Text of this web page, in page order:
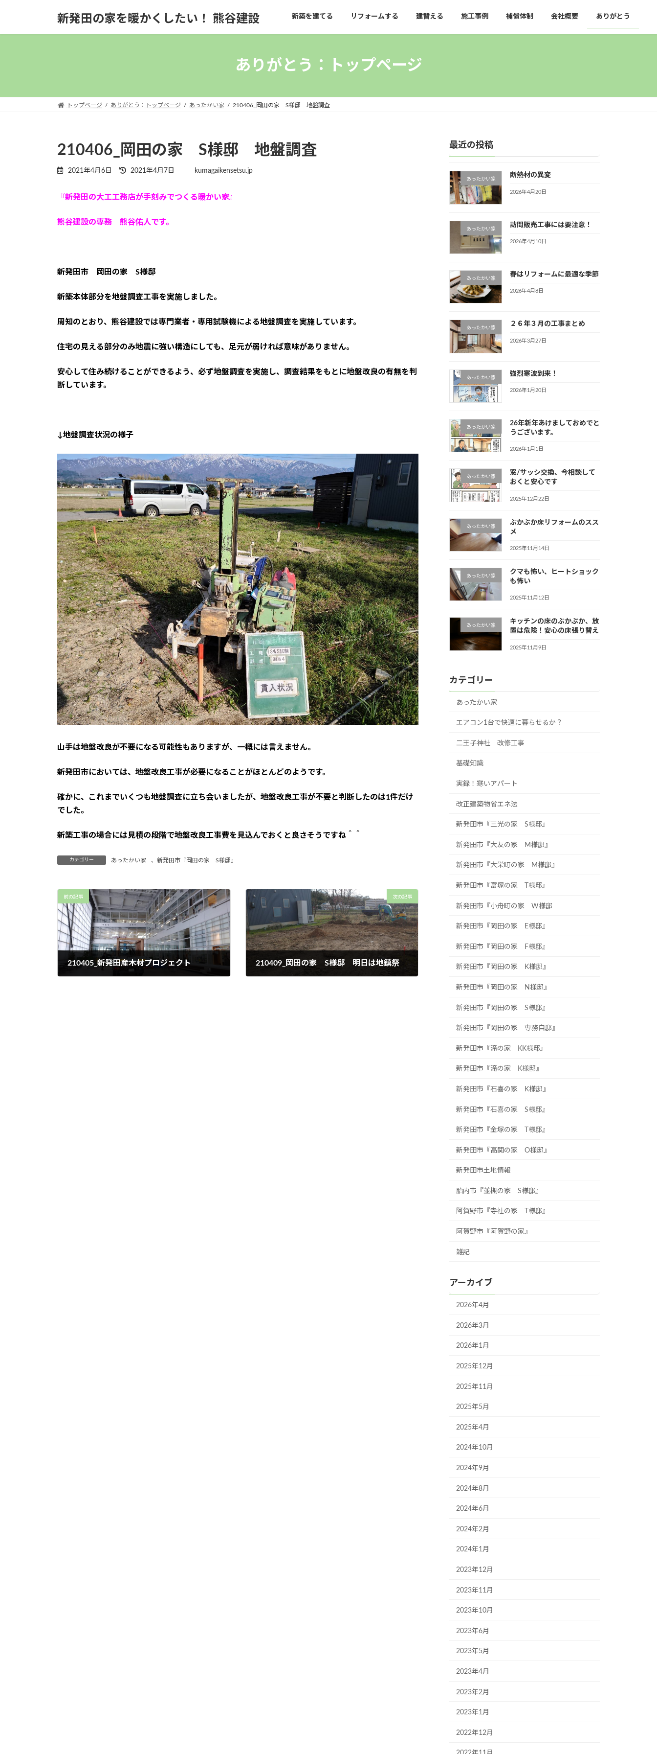
新発田の家を暖かくしたい！ 熊谷建設 新築を建てる リフォームする 建替える 施工事例 補償体制 会社概要 ありがとう
ありがとう：トップページ
トップページ ありがとう：トップページ あったかい家 210406_岡田の家 S様邸 地盤調査
210406_岡田の家 S様邸 地盤調査
2021年4月6日
最
新
時
2021年4月7日 kumagaikensetsu.jp
『新発田の大工工務店が手刻みでつくる暖かい家』
熊谷建設の専務 熊谷佑人です。
新発田市 岡田の家 S様邸
新築本体部分を地盤調査工事を実施しました。
周知のとおり、 熊谷建設では専門業者・専用試験機による地盤調査を実施しています。
住宅の見える部分のみ地震に強い構造にしても、足元が弱ければ意味がありません。
安心して住み続けることができるよう、必ず地盤調査を実施し、調査結果をもとに地盤改良の有無を判
断しています。
↓地盤調査状況の様子
山手は地盤改良が不要になる可能性もありますが、一概には言えません。
新発田市においては、地盤改良工事が必要になることがほとんどのようです。
確かに、これまでいくつも地盤調査に立ち会いましたが、地盤改良工事が不要と判断したのは1件だけ
でした。
新築工事の場合には見積の段階で地盤改良工事費を見込んでおくと良さそうですね＾＾
カテゴリー あったかい家 、 新発田市『岡田の家 S様邸』
前の記事
210405_新発田産木材プロジェクト
次の記事
210409_岡田の家 S様邸 明日は地鎮祭
最近の投稿
あったかい家
断熱材の異変
2026年4月20日
あったかい家
訪問販売工事には要注意！
2026年4月10日
あったかい家
春はリフォームに最適な季節
2026年4月8日
あったかい家
２６年３月の工事まとめ
2026年3月27日
あったかい家
強烈寒波到来！
2026年1月20日
あったかい家
26年新年あけましておめでと
うございます。
2026年1月1日
あったかい家
窓/サッシ交換、今相談して
おくと安心です
2025年12月22日
あったかい家
ぶかぶか床リフォームのスス
メ
2025年11月14日
あったかい家
クマも怖い、ヒートショック
も怖い
2025年11月12日
あったかい家
キッチンの床のぶかぶか、放
置は危険！安心の床張り替え
2025年11月9日
カテゴリー
あったかい家
エアコン1台で快適に暮らせるか？
二王子神社 改修工事
基礎知識
実録！寒いアパート
改正建築物省エネ法
新発田市『三光の家 S様邸』
新発田市『大友の家 M様邸』
新発田市『大栄町の家 M様邸』
新発田市『富塚の家 T様邸』
新発田市『小舟町の家 W様邸
新発田市『岡田の家 E様邸』
新発田市『岡田の家 F様邸』
新発田市『岡田の家 K様邸』
新発田市『岡田の家 N様邸』
新発田市『岡田の家 S様邸』
新発田市『岡田の家 専務自邸』
新発田市『滝の家 KK様邸』
新発田市『滝の家 K様邸』
新発田市『石喜の家 K様邸』
新発田市『石喜の家 S様邸』
新発田市『金塚の家 T様邸』
新発田市『高関の家 O様邸』
新発田市土地情報
胎内市『並槻の家 S様邸』
阿賀野市『寺社の家 T様邸』
阿賀野市『阿賀野の家』
雑記
アーカイブ
2026年4月
2026年3月
2026年1月
2025年12月
2025年11月
2025年5月
2025年4月
2024年10月
2024年9月
2024年8月
2024年6月
2024年2月
2024年1月
2023年12月
2023年11月
2023年10月
2023年6月
2023年5月
2023年4月
2023年2月
2023年1月
2022年12月